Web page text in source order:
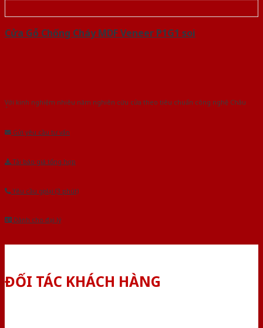
Cửa Gỗ Chống Cháy MDF Veneer P1G1 soi
Với kinh nghiệm nhiêu năm nghiên cứu cửa theo tiêu chuẩn công nghệ Châu
Âu.Chúng tôi tự tin là nhà sản xuất & cung cấp hàng đầu tại Việt Nam!
Gửi yêu cầu tư vấn
Tải báo giá tổng hợp
Yêu cầu gọi lại (3 phút)
Dành cho đại lý
ĐỐI TÁC KHÁCH HÀNG